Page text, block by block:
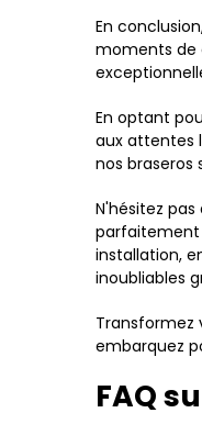
En
moments de
En optant
aux attentes
nos
N'hésitez
parfaitement
installation,
inoubliables
Transformez
embarquez
FAQ